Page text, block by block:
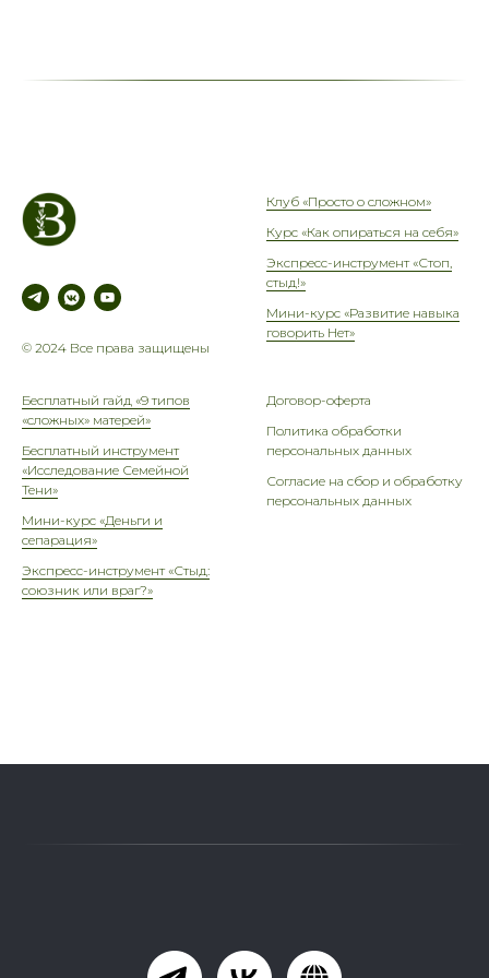
© 2024 Все права защищены
Клуб «Просто о сложном»
Курс «Как опираться на себя»
Экспресс-инструмент «Стоп,
стыд!»
Мини-курс «Развитие навыка
говорить Нет»
Бесплатный гайд «9 типов
«сложных» матерей»
Бесплатный инструмент
«Исследование Семейной
Тени»
Мини-курс «Деньги и
сепарация»
Экспресс-инструмент «Стыд:
союзник или враг?»
Договор-оферта
Политика обработки
персональных данных
Согласие на сбор и обработку
персональных данных